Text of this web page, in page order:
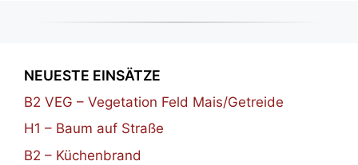
NEUESTE EINSÄTZE
B2 VEG – Vegetation Feld Mais/Getreide
H1 – Baum auf Straße
B2 – Küchenbrand